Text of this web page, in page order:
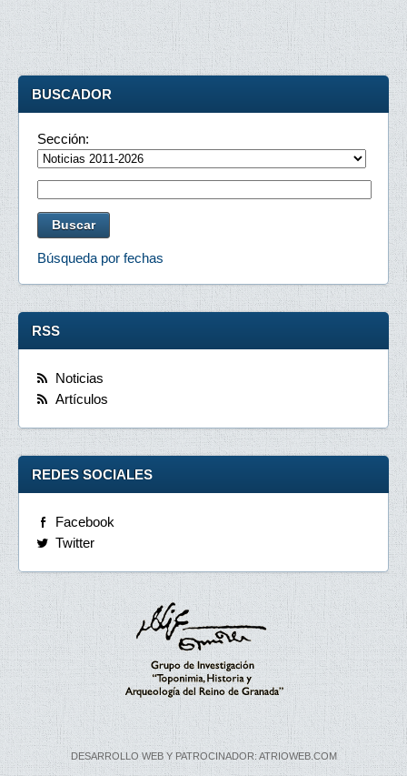
BUSCADOR
Sección:
Búsqueda por fechas
RSS
Noticias
Artículos
REDES SOCIALES
Facebook
Twitter
DESARROLLO WEB Y PATROCINADOR: ATRIOWEB.COM